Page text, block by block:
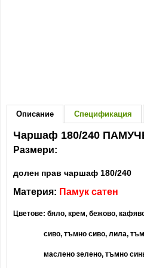
Описание Спецификация
Чаршаф 180/240
Размери:
долен прав чаршаф 180/240
Материя: Памук сатен
Цветове: бяло, крем, бежово,
сиво, тъмно сиво, лила,
маслено зелено, тъмно синьо,